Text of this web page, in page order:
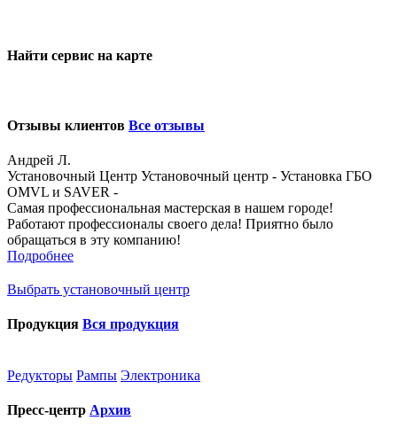
Найти сервис на карте
Отзывы клиентов Все отзывы
Андрей Л.
Установочный Центр Установочный центр - Установка ГБО
OMVL и SAVER -
Самая профессиональная мастерская в нашем городе!
Работают профессионалы своего дела! Приятно было
обращаться в эту компанию!
Подробнее
Выбрать установочный центр
Продукция Вся продукция
Редукторы Рампы Электроника
Пресс-центр Архив